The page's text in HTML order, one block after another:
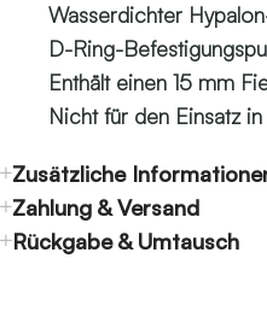
Wasserdichter
D-Ring-
Enthält einen 15 mm
Nicht für den Einsatz
Zusätzliche
Zahlung & Versand
Rückgabe & Umtausch